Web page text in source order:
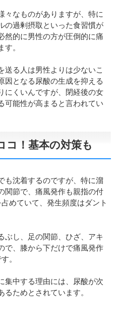
々なものがありますが、特に
の過剰摂取といった食習慣が
然的に男性の方が圧倒的に痛
す。
送る人は男性よりは少ないこ
因となる尿酸の生成を抑える
にくいんですが、閉経後の女
可能性が高まると言われてい
コ！基本の対策も
も沈着するのですが、特に溜
関節で、痛風発作も親指の付
めていて、発生頻度はダント
ぶし、足の関節、ひざ、アキ
で、膝から下だけで痛風発作
。
集中する理由には、尿酸が次
ためとされています。